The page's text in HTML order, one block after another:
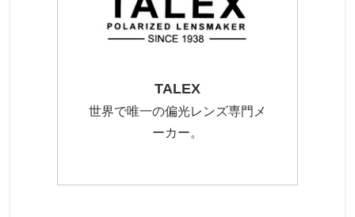
TALEX
世界で唯一の偏光レンズ専門メ
ーカー。